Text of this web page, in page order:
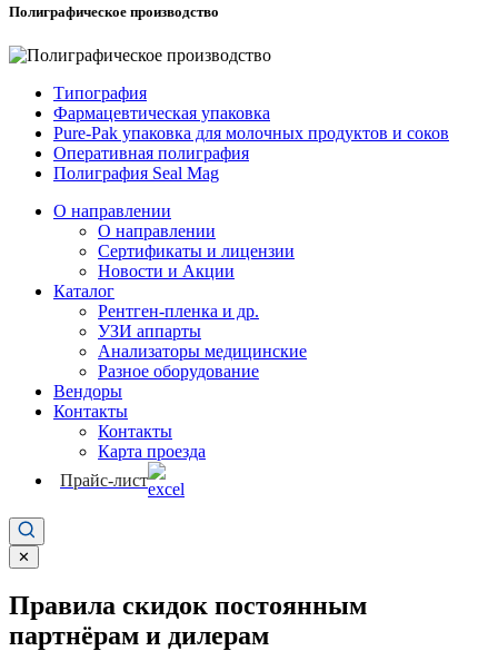
Полиграфическое производство
Типография
Фармацевтическая упаковка
Pure-Pak упаковка для молочных продуктов и соков
Оперативная полиграфия
Полиграфия Seal Mag
О направлении
О направлении
Сертификаты и лицензии
Новости и Акции
Каталог
Рентген-пленка и др.
УЗИ аппарты
Анализаторы медицинские
Разное оборудование
Вендоры
Контакты
Контакты
Карта проезда
Прайс-лист
✕
Правила скидок постоянным
партнёрам и дилерам